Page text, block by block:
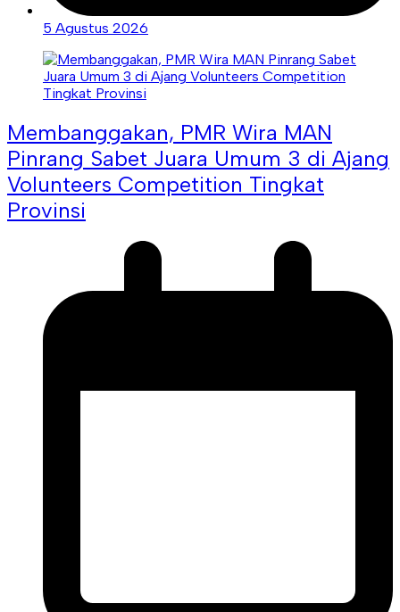
5 Agustus 2026
Membanggakan, PMR Wira MAN
Pinrang Sabet Juara Umum 3 di Ajang
Volunteers Competition Tingkat
Provinsi